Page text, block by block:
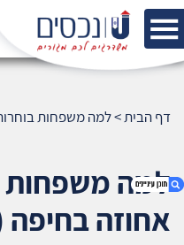
דף הבית>למה משפחות בוחרות
למה משפחות
אחוזה בחיפה